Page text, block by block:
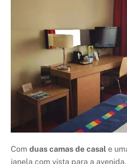
Comduas camas de casal e
janela com vista para a avenida.